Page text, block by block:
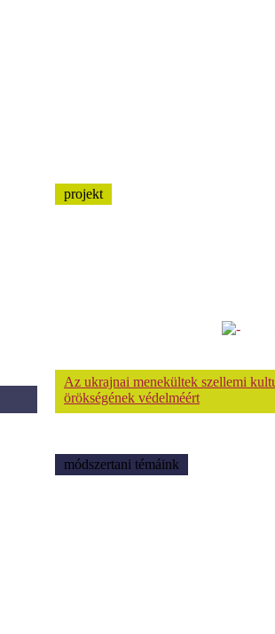
projekt
Az ukrajnai menekültek szellemi
örökségének védelméért
módszertani témáink